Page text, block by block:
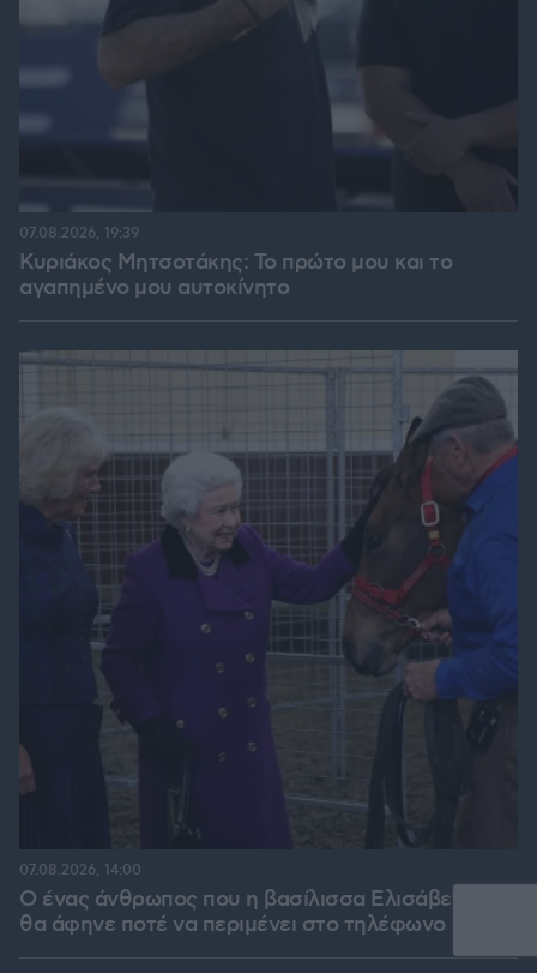
Κυριάκος Μητσοτάκης: Το πρώτο μου και το
αγαπημένο μου αυτοκίνητο
07.08.2026, 19:39
Ο ένας άνθρωπος που η βασίλισσα Ελισάβετ δεν
θα άφηνε ποτέ να περιμένει στο τηλέφωνο
07.08.2026, 14:00